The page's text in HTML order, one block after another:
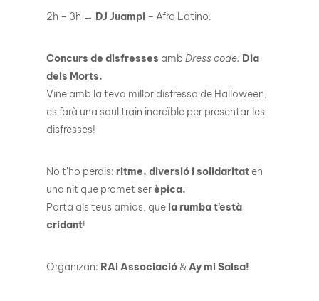
2h – 3h → DJ Juampi– Afro Latino.
Concurs de disfresses amb Dress code: Dia
dels Morts.
Vine amb la teva millor disfressa de Halloween,
es farà una soul train increïble per presentar les
disfresses!
No t’ho perdis: ritme, diversió i solidaritaten
una nit que promet serèpica.
Porta als teus amics, que la rumba t’està
cridant!
Organizan: RAI Associació& Ay mi Salsa!